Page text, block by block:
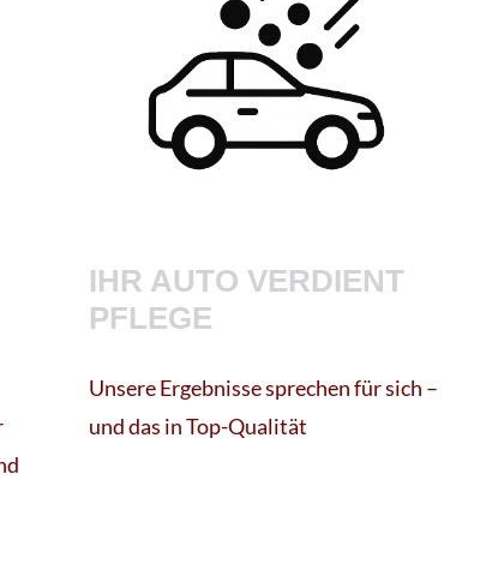
IHR AUTO VERDIENT
PFLEGE
Unsere Ergebnisse sprechen für sich –
und das in Top-Qualität